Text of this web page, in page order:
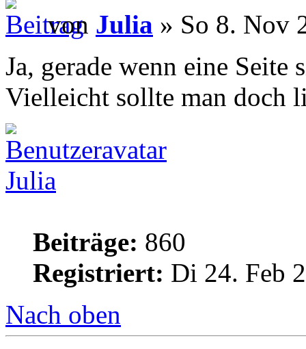
von Julia » So 8. Nov
Ja, gerade wenn eine Seite
Vielleicht sollte man doch
Julia
Beiträge: 860
Registriert: Di 24. Feb
Nach oben